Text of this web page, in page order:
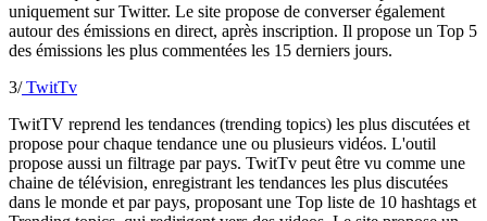
uniquement sur Twitter. Le site propose de converser également
autour des émissions en direct, après inscription. Il propose un Top 5
des émissions les plus commentées les 15 derniers jours.
3/TwitTv
TwitTV reprend les tendances (trending topics) les plus discutées et
propose pour chaque tendance une ou plusieurs vidéos. L'outil
propose aussi un filtrage par pays. TwitTv peut être vu comme une
chaine de télévision, enregistrant les tendances les plus discutées
dans le monde et par pays, proposant une Top liste de 10 hashtags et